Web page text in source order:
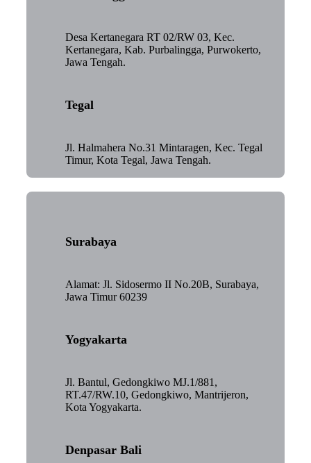
Desa Kertanegara RT 02/RW 03, Kec.
Kertanegara, Kab. Purbalingga, Purwokerto,
Jawa Tengah.
Tegal
Jl. Halmahera No.31 Mintaragen, Kec. Tegal
Timur, Kota Tegal, Jawa Tengah.
Surabaya
Alamat: Jl. Sidosermo II No.20B, Surabaya,
Jawa Timur 60239
Yogyakarta
Jl. Bantul, Gedongkiwo MJ.1/881,
RT.47/RW.10, Gedongkiwo, Mantrijeron,
Kota Yogyakarta.
Denpasar Bali